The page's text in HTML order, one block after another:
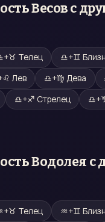
Весовс
+♉ Телец ♎+♊
♌ Лев ♎+♍ Дева
♎+♐ Стрелец ♎+
Водолея с
+♉ Телец ♒+♊